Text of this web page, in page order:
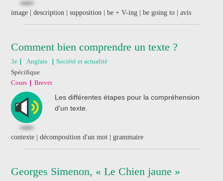
image | description | supposition | be + V-ing | be going to | avis
Comment bien comprendre un texte ?
3e Anglais
Société et actualité
Spécifique
Cours
Brevet
Les différentes étapes pour la compréhension
d'un texte.
contexte | décomposition d'un mot | grammaire
Georges Simenon, « Le Chien jaune »